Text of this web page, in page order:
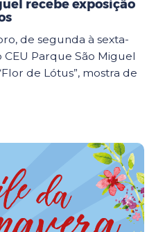
recebe exposição
de segunda à sexta-
CEU Parque São Miguel
de Lótus”, mostra de